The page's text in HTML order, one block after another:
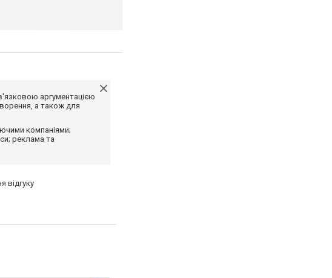
аргументацією
а також для
компаніями;
реклама та
відгуку